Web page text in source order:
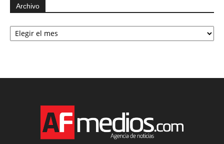
Archivo
Archivo